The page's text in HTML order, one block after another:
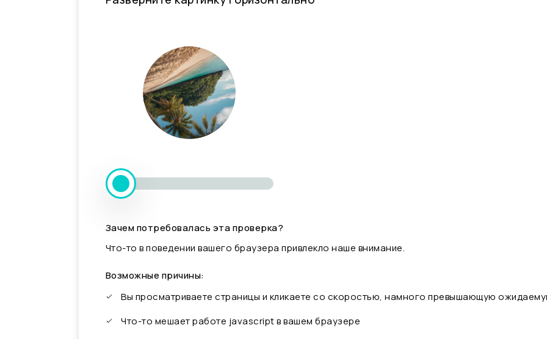
Зачем потребовалась эта проверка?
Что-то в поведении вашего браузера привлекло наше внимание.
Возможные причины:
Вы просматриваете страницы и кликаете со скоростью, намного превышающую
Что-то мешает работе javascript в вашем браузере